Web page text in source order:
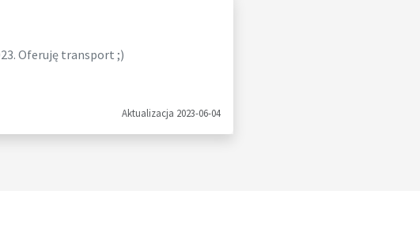
Oferuję transport ;)
Aktualizacja 2023-06-04